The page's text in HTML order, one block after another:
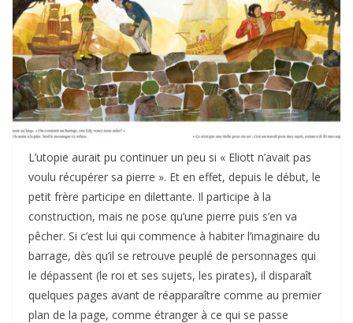
L’utopie aurait pu continuer un peu si « Eliott n’avait pas
voulu récupérer sa pierre ». Et en effet, depuis le début, le
petit frère participe en dilettante. Il participe à la
construction, mais ne pose qu’une pierre puis s’en va
pêcher. Si c’est lui qui commence à habiter l’imaginaire du
barrage, dès qu’il se retrouve peuplé de personnages qui
le dépassent (le roi et ses sujets, les pirates), il disparaît
quelques pages avant de réapparaître comme au premier
plan de la page, comme étranger à ce qui se passe